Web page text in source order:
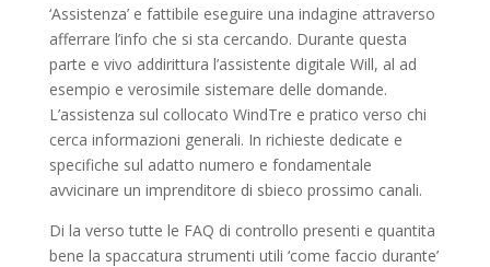
‘Assistenza’ e fattibile eseguire una indagine attraverso
afferrare l’info che si sta cercando. Durante questa
parte e vivo addirittura l’assistente digitale Will, al ad
esempio e verosimile sistemare delle domande.
L’assistenza sul collocato WindTre e pratico verso chi
cerca informazioni generali. In richieste dedicate e
specifiche sul adatto numero e fondamentale
avvicinare un imprenditore di sbieco prossimo canali.
Di la verso tutte le FAQ di controllo presenti e quantita
bene la spaccatura strumenti utili ‘come faccio durante’